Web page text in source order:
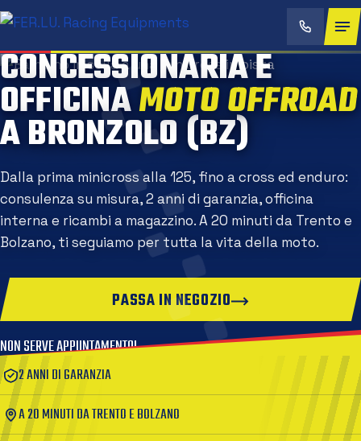
CONCESSIONARIA E
OFFICINAMOTO OFFROAD
A BRONZOLO (BZ)
Dalla prima minicross alla 125, fino a cross ed enduro:
consulenza su misura, 2 anni di garanzia, officina
interna e ricambi a magazzino. A 20 minuti da Trento e
Bolzano, ti seguiamo per tutta la vita della moto.
PASSA IN NEGOZIO
NON SERVE APPUNTAMENTO!
2 ANNI DI GARANZIA
A 20 MINUTI DA TRENTO E BOLZANO